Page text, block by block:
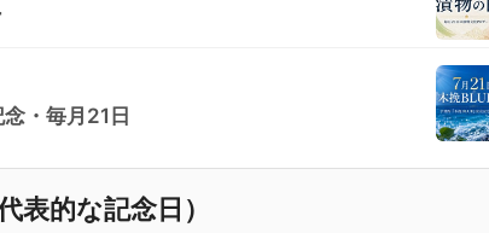
・毎月21日
表的な記念日）